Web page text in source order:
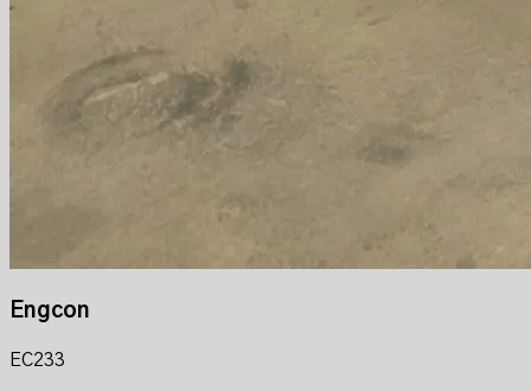
Engcon
EC233